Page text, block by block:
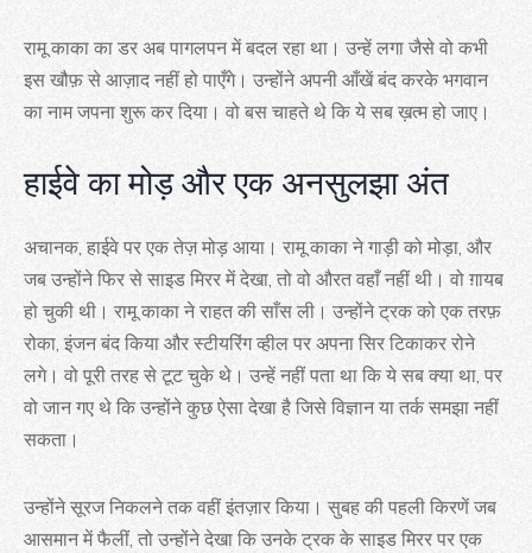
रामू काका का डर अब पागलपन में बदल रहा था। उन्हें लगा जैसे वो कभी
इस खौफ़ से आज़ाद नहीं हो पाएँगे। उन्होंने अपनी आँखें बंद करके भगवान
का नाम जपना शुरू कर दिया। वो बस चाहते थे कि ये सब ख़त्म हो जाए।
हाईवे का मोड़ और एक अनसुलझा अंत
अचानक, हाईवे पर एक तेज़ मोड़ आया। रामू काका ने गाड़ी को मोड़ा, और
जब उन्होंने फिर से साइड मिरर में देखा, तो वो औरत वहाँ नहीं थी। वो ग़ायब
हो चुकी थी। रामू काका ने राहत की साँस ली। उन्होंने ट्रक को एक तरफ़
रोका, इंजन बंद किया और स्टीयरिंग व्हील पर अपना सिर टिकाकर रोने
लगे। वो पूरी तरह से टूट चुके थे। उन्हें नहीं पता था कि ये सब क्या था, पर
वो जान गए थे कि उन्होंने कुछ ऐसा देखा है जिसे विज्ञान या तर्क समझा नहीं
सकता।
उन्होंने सूरज निकलने तक वहीं इंतज़ार किया। सुबह की पहली किरणें जब
आसमान में फैलीं, तो उन्होंने देखा कि उनके ट्रक के साइड मिरर पर एक